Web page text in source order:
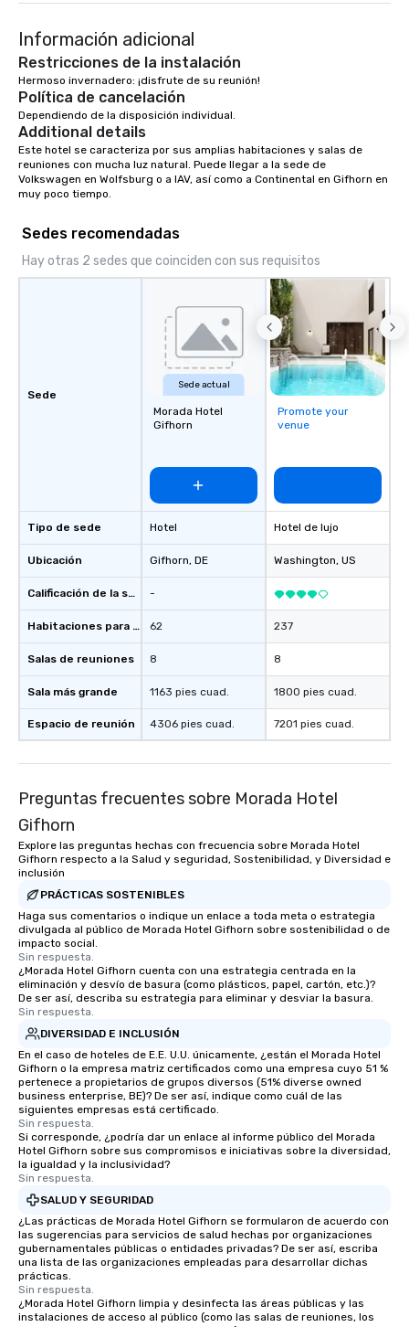
Información adicional
Restricciones de la instalación
Hermoso invernadero: ¡disfrute de su reunión!
Política de cancelación
Dependiendo de la disposición individual.
Additional details
Este hotel se caracteriza por sus amplias habitaciones y salas de
reuniones con mucha luz natural. Puede llegar a la sede de
Volkswagen en Wolfsburg o a IAV, así como a Continental en Gifhorn en
muy poco tiempo.
Sedes recomendadas
Hay otras 2 sedes que coinciden con sus requisitos
Sede
Tipo de sede
Ubicación
Calificación de la sede
Habitaciones para huéspedes
Salas de reuniones
Sala más grande
Espacio de reunión
Sede actual
Morada Hotel
Gifhorn
Hotel
Gifhorn, DE
-
62
8
1163 pies cuad.
4306 pies cuad.
Promote your
venue
Hotel de lujo
Washington, US
237
8
1800 pies cuad.
7201 pies cuad.
Preguntas frecuentes sobre Morada Hotel
Gifhorn
Explore las preguntas hechas con frecuencia sobre Morada Hotel
Gifhorn respecto a la Salud y seguridad, Sostenibilidad, y Diversidad e
inclusión
PRÁCTICAS SOSTENIBLES
Haga sus comentarios o indique un enlace a toda meta o estrategia
divulgada al público de Morada Hotel Gifhorn sobre sostenibilidad o de
impacto social.
Sin respuesta.
¿Morada Hotel Gifhorn cuenta con una estrategia centrada en la
eliminación y desvío de basura (como plásticos, papel, cartón, etc.)?
De ser así, describa su estrategia para eliminar y desviar la basura.
Sin respuesta.
DIVERSIDAD E INCLUSIÓN
En el caso de hoteles de E.E. U.U. únicamente, ¿están el Morada Hotel
Gifhorn o la empresa matriz certificados como una empresa cuyo 51 %
pertenece a propietarios de grupos diversos (51% diverse owned
business enterprise, BE)? De ser así, indique como cuál de las
siguientes empresas está certificado.
Sin respuesta.
Si corresponde, ¿podría dar un enlace al informe público del Morada
Hotel Gifhorn sobre sus compromisos e iniciativas sobre la diversidad,
la igualdad y la inclusividad?
Sin respuesta.
SALUD Y SEGURIDAD
¿Las prácticas de Morada Hotel Gifhorn se formularon de acuerdo con
las sugerencias para servicios de salud hechas por organizaciones
gubernamentales públicas o entidades privadas? De ser así, escriba
una lista de las organizaciones empleadas para desarrollar dichas
prácticas.
Sin respuesta.
¿Morada Hotel Gifhorn limpia y desinfecta las áreas públicas y las
instalaciones de acceso al público (como las salas de reuniones, los